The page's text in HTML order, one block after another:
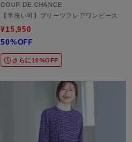
COUP DE CHANCE
【手洗い可】プリーツフレアワンピース
¥15,950
50%OFF
さらに10%OFF